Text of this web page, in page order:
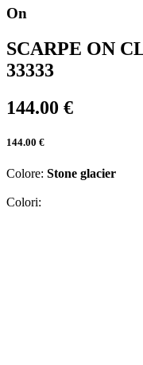
On
SCARPE ON
33333
144.00 €
144.00 €
Colore: Stone glacier
Colori: